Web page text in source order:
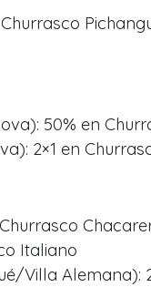
Churrasco
50% en
2×1 en
Italiano
Villa Alemana):